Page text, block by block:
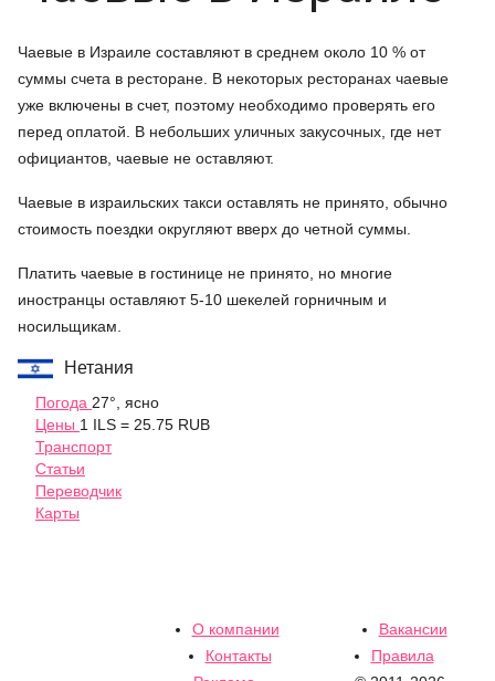
Чаевые в Израиле составляют в среднем около 10 % от
суммы счета в ресторане. В некоторых ресторанах чаевые
уже включены в счет, поэтому необходимо проверять его
перед оплатой. В небольших уличных закусочных, где нет
официантов, чаевые не оставляют.
Чаевые в израильских такси оставлять не принято, обычно
стоимость поездки округляют вверх до четной суммы.
Платить чаевые в гостинице не принято, но многие
иностранцы оставляют 5-10 шекелей горничным и
носильщикам.
Нетания
Погода 27°, ясно
Цены 1 ILS = 25.75 RUB
Транспорт
Статьи
Переводчик
Карты
О компании
Вакансии
Контакты
Правила